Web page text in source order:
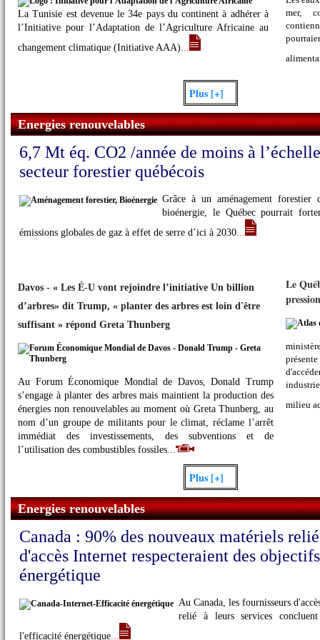
L’impact du coronavirus sur l’environnement et la créativité
Climat : le Covid-19 altère les observations et prévisions météorologiques, selon l’OMM
mer,
La Tunisie est devenue le 34e pays du continent à adhérer à
l’Initiative pour l’Adaptation de l’Agriculture Africaine au
changement climatique (Initiative AAA)...
Plus [+]
Energies renouvelables
6,7 Mt éq. CO2 /année de moins à
secteur forestier québécois
Grâce à un aménagement
bioénergie, le Québec pourrait
émissions globales de gaz à effet de serre d’ici à 2030...
Le
milieu
Davos - « Les É-U vont rejoindre l’initiative Un billion
d’arbres» dit Trump, « planter des arbres est loin d'être
suffisant » répond Greta Thunberg
Au Forum Économique Mondial de Davos, Donald Trump
s’engage à planter des arbres mais maintient la production des
énergies non renouvelables au moment où Greta Thunberg, au
nom d’un groupe de militants pour le climat, réclame l’arrêt
immédiat des investissements, des subventions et de
l’utilisation des combustibles fossiles...
Plus [+]
Energies renouvelables
Canada : 90% des nouveaux matériels
d'accès Internet respecteraient des
énergétique
Au Canada, les fournisseurs
relié à leurs services
l'efficacité énergétique...